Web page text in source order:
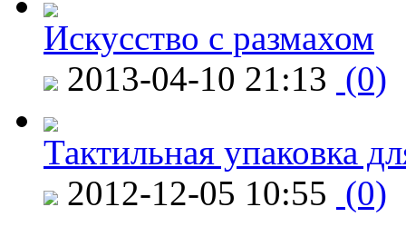
Искусство с размахом
2013-04-10 21:13 (0)
Тактильная упаковка
2012-12-05 10:55 (0)